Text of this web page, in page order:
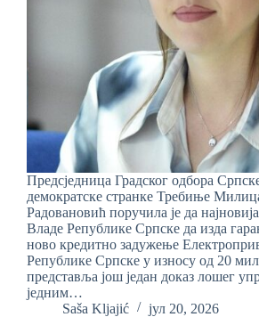
Предсједница Градског одбора
демократске странке Требиње
Радовановић поручила је да
Владе Републике Српске да изда
ново кредитно задужење
Републике Српске у износу од 20
представља још један доказ лошег
једним…
Saša Kljajić
јул 20, 2026